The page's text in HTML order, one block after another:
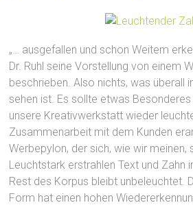
„… ausgefallen und schon Weitem
Dr. Ruhl seine Vorstellung von einem
beschrieben. Also nichts, was überall
sehen ist. Es sollte etwas
unsere Kreativwerkstatt wieder
Zusammenarbeit mit dem Kunden
Werbepylon, der sich, wie wir meinen,
Leuchtstark erstrahlen Text und Zahn
Rest des Korpus bleibt unbeleuchtet.
Form hat einen hohen